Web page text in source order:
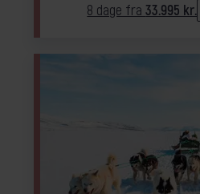
8 dage fra33.995 kr.